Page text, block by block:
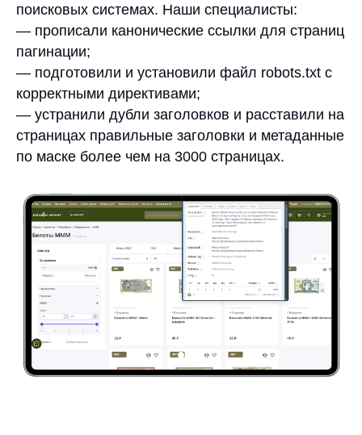
поисковых системах. Наши специалисты:
— прописали канонические ссылки для страниц
пагинации;
— подготовили и установили файл robots.txt с
корректными директивами;
— устранили дубли заголовков и расставили на
страницах правильные заголовки и метаданные
по маске более чем на 3000 страницах.